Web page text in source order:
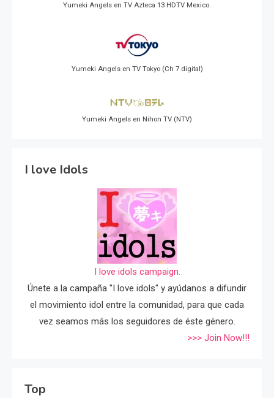
Yumeki Angels en TV Azteca 13 HDTV Mexico.
Yumeki Angels en TV Tokyo (Ch 7 digital)
Yumeki Angels en Nihon TV (NTV)
I love Idols
I love idols campaign.
Únete a la campaña "I love idols" y ayúdanos a difundir
el movimiento idol entre la comunidad, para que cada
vez seamos más los seguidores de éste género.
>>> Join Now!!!
Top